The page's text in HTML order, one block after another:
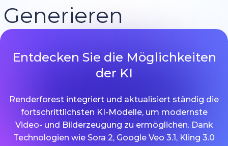
Generieren
Entdecken Sie die Möglichkeiten
der KI
Renderforest integriert und aktualisiert ständig die
fortschrittlichsten KI-Modelle, um modernste
Video- und Bilderzeugung zu ermöglichen. Dank
Technologien wie Sora 2, Google Veo 3.1, Kling 3.0